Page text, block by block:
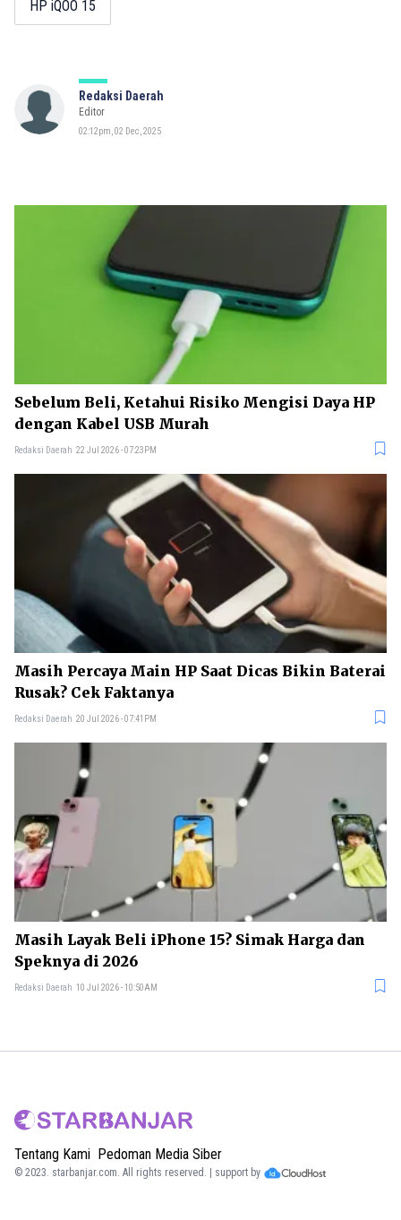
HP iQOO 15
Redaksi Daerah
Editor
02:12pm, 02 Dec, 2025
Sebelum Beli, Ketahui Risiko Mengisi Daya HP
dengan Kabel USB Murah
Redaksi Daerah 22 Jul 2026 - 07:23PM
Masih Percaya Main HP Saat Dicas Bikin Baterai
Rusak? Cek Faktanya
Redaksi Daerah 20 Jul 2026 - 07:41PM
Masih Layak Beli iPhone 15? Simak Harga dan
Speknya di 2026
Redaksi Daerah 10 Jul 2026 - 10:50AM
Tentang Kami Pedoman Media Siber
© 2023. starbanjar.com. All rights reserved. | support by